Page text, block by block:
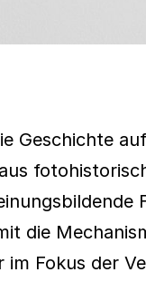
Geschichte
die
Fokus der